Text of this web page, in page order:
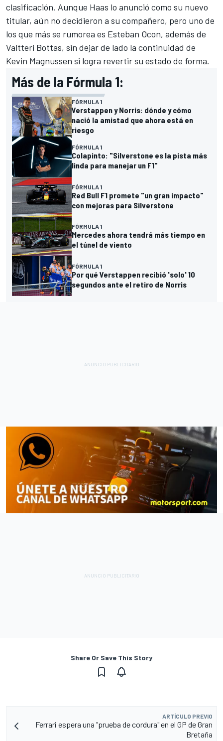
clasificación. Aunque Haas lo anunció como su nuevo
titular, aún no decidieron a su compañero, pero uno de
los que más se rumorea es Esteban Ocon, además de
Valtteri Bottas, sin dejar de lado la continuidad de
Kevin Magnussen si logra revertir su estado de forma.
Más de la Fórmula 1:
FÓRMULA 1
Verstappen y Norris: dónde y cómo
nació la amistad que ahora está en
riesgo
FÓRMULA 1
Colapinto: "Silverstone es la pista más
linda para manejar un F1"
FÓRMULA 1
Red Bull F1 promete "un gran impacto"
con mejoras para Silverstone
FÓRMULA 1
Mercedes ahora tendrá más tiempo en
el túnel de viento
FÓRMULA 1
Por qué Verstappen recibió 'solo' 10
segundos ante el retiro de Norris
Share Or Save This Story
ARTÍCULO PREVIO
Ferrari espera una "prueba de cordura" en el GP de Gran
Bretaña